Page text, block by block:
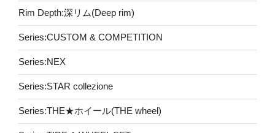
Rim Depth:深リム(Deep rim)
Series:CUSTOM & COMPETITION
Series:NEX
Series:STAR collezione
Series:THE★ホイール(THE wheel)